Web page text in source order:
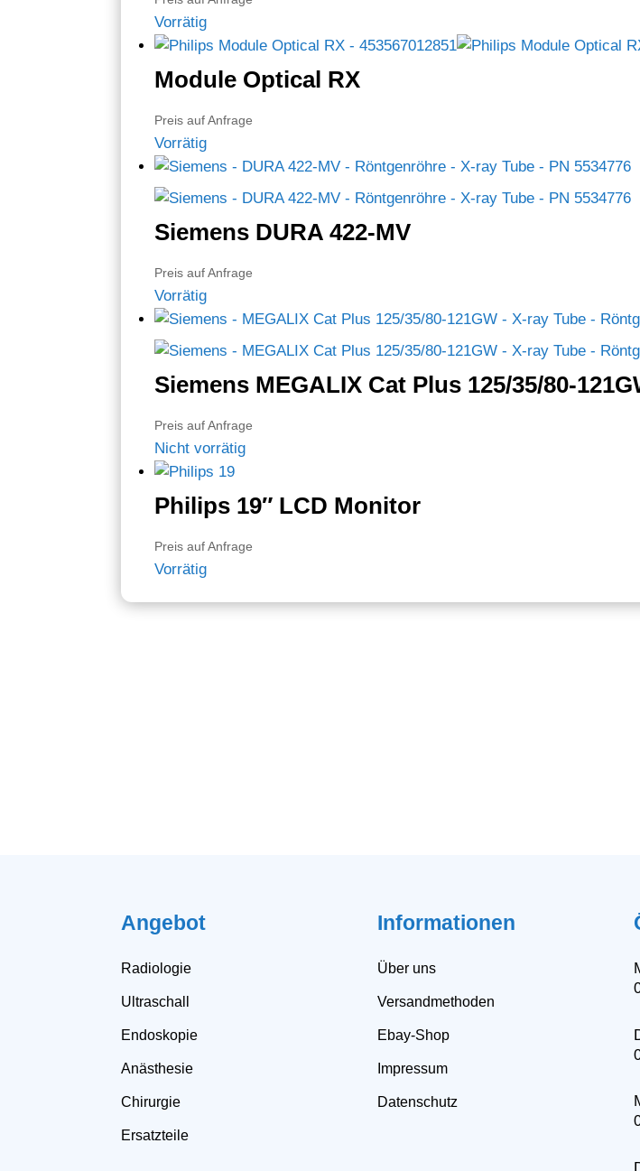
Vorrätig
Module Optical RX
Preis auf Anfrage
Vorrätig
Siemens DURA 422-MV
Preis auf Anfrage
Vorrätig
Siemens MEGALIX Cat Plus 125/35/80-
Preis auf Anfrage
Nicht vorrätig
Philips 19″ LCD Monitor
Preis auf Anfrage
Vorrätig
Angebot
Radiologie
Ultraschall
Endoskopie
Anästhesie
Chirurgie
Ersatzteile
Informationen
Über uns
Versandmethoden
Ebay-Shop
Impressum
Datenschutz